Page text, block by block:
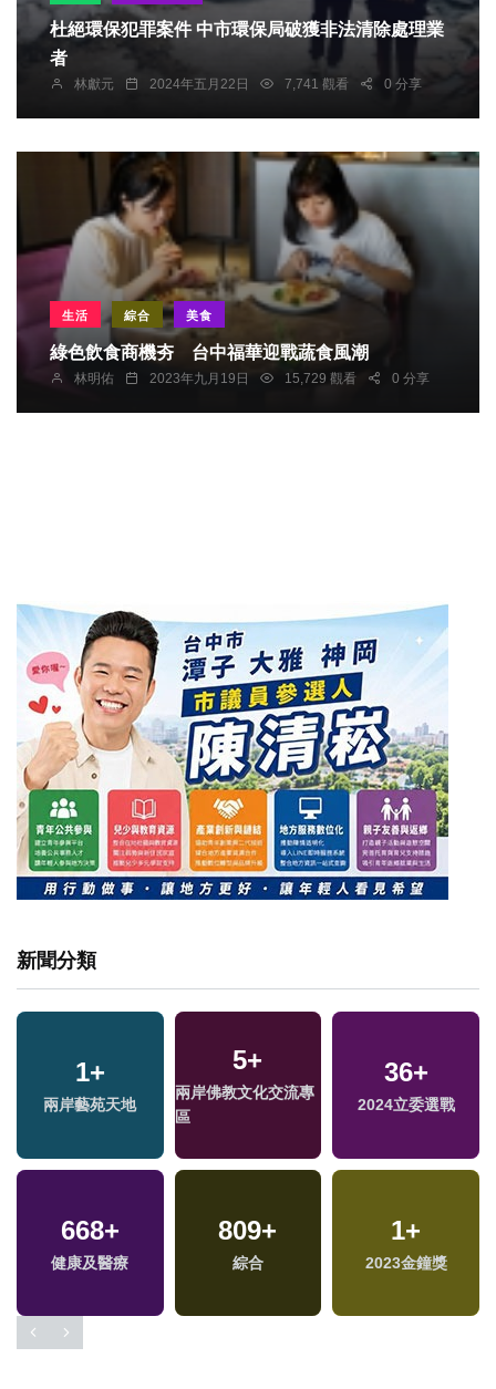
杜絕環保犯罪案件 中市環保局破獲非法清除處理業
者
林獻元 2024年五月22日 7,741 觀看 0 分享
生活 綜合 美食
綠色飲食商機夯 台中福華迎戰蔬食風潮
林明佑 2023年九月19日 15,729 觀看 0 分享
新聞分類
1+
兩岸藝苑天地
5+
兩岸佛教文化交流專
區
36+
2024立委選戰
668+
健康及醫療
809+
綜合
1+
2023金鐘獎
45+
兩岸道教文化交流專
737
文教
17+
2024總統大選
1914+
生活
11+
綜藝
1607
社會